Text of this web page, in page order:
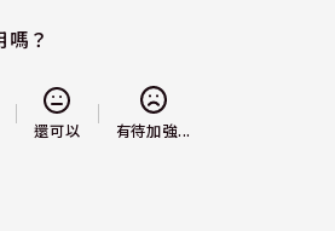
？
還可以 有待加強...